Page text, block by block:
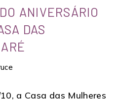
ANIVERSÁRIO
DAS
a Casa das Mulheres